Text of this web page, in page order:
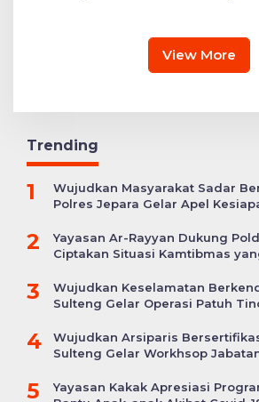
View More
Trending
1
Wujudkan Masyarakat Sadar
Polres Jepara Gelar Apel
2
Yayasan Ar-Rayyan Dukung
Ciptakan Situasi Kamtibmas
3
Wujudkan Keselamatan
Sulteng Gelar Operasi Patuh
4
Wujudkan Arsiparis
Sulteng Gelar Workhsop
5
Yayasan Kakak Apresiasi